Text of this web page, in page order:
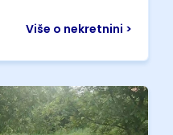
Više o nekretnini >